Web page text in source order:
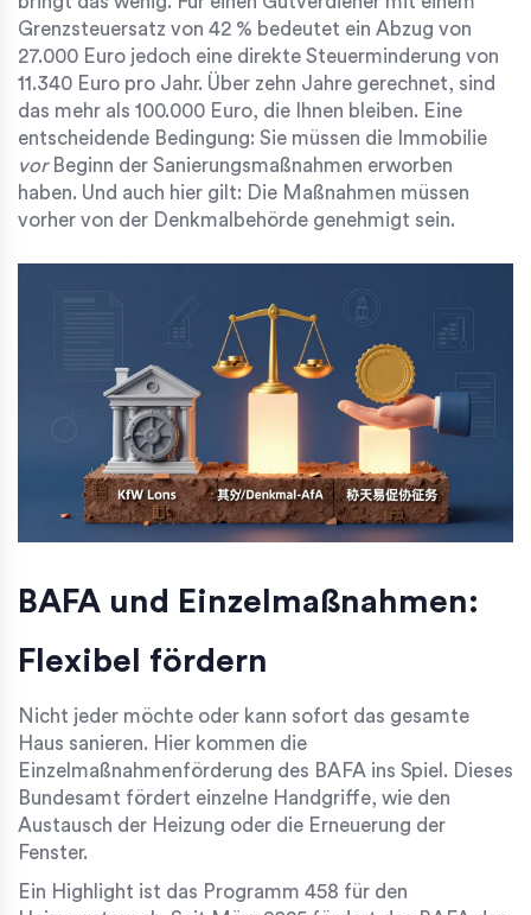
Grenzsteuersatz von 42 % bedeutet ein Abzug von
27.000 Euro jedoch eine direkte Steuerminderung von
11.340 Euro pro Jahr. Über zehn Jahre gerechnet, sind
das mehr als 100.000 Euro, die Ihnen bleiben. Eine
entscheidende Bedingung: Sie müssen die Immobilie
vorBeginn der Sanierungsmaßnahmen erworben
haben. Und auch hier gilt: Die Maßnahmen müssen
vorher von der Denkmalbehörde genehmigt sein.
BAFA und Einzelmaßnahmen:
Flexibel fördern
Nicht jeder möchte oder kann sofort das gesamte
Haus sanieren. Hier kommen die
Einzelmaßnahmenförderung des BAFA ins Spiel. Dieses
Bundesamt fördert einzelne Handgriffe, wie den
Austausch der Heizung oder die Erneuerung der
Fenster.
Ein Highlight ist das Programm 458 für den